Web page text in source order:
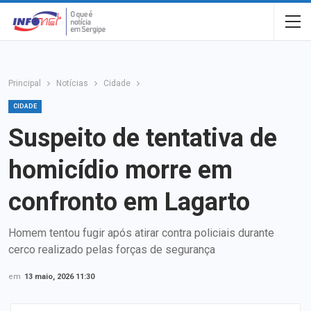
Principal Notícias Cidade
CIDADE
Suspeito de tentativa de
homicídio morre em
confronto em Lagarto
Homem tentou fugir após atirar contra policiais durante
cerco realizado pelas forças de segurança
em 13 maio, 2026 11:30